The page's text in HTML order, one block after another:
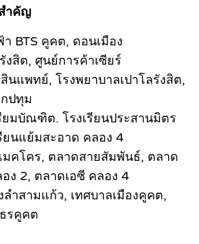
ำคัญ
BTS คูคต, ดอนเมือง
งสิต, ศูนย์การค้าเซียร์
นแพทย์, โรงพยาบาลเปาโลรังสิต,
ปทุม
ยมบัณฑิต. โรงเรียนประสานมิตร
ยนแย้มสะอาด คลอง 4
มคโคร, ตลาดสายสัมพันธ์, ตลาด
ง 2, ตลาดเอซี คลอง 4
ลำสามแก้ว, เทศบาลเมืองคูคต,
รคูคต